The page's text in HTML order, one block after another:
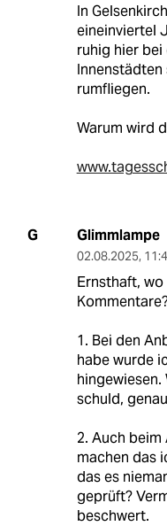
In
eineinviertel
ruhig hier bei
Innenstädten
rumfliegen.
Warum wird
G Glimmlampe
02.08.2025,
Ernsthaft,
1. Bei den
habe wurde
schuld,
2. Auch
machen das
das es
geprüft?
beschwert.